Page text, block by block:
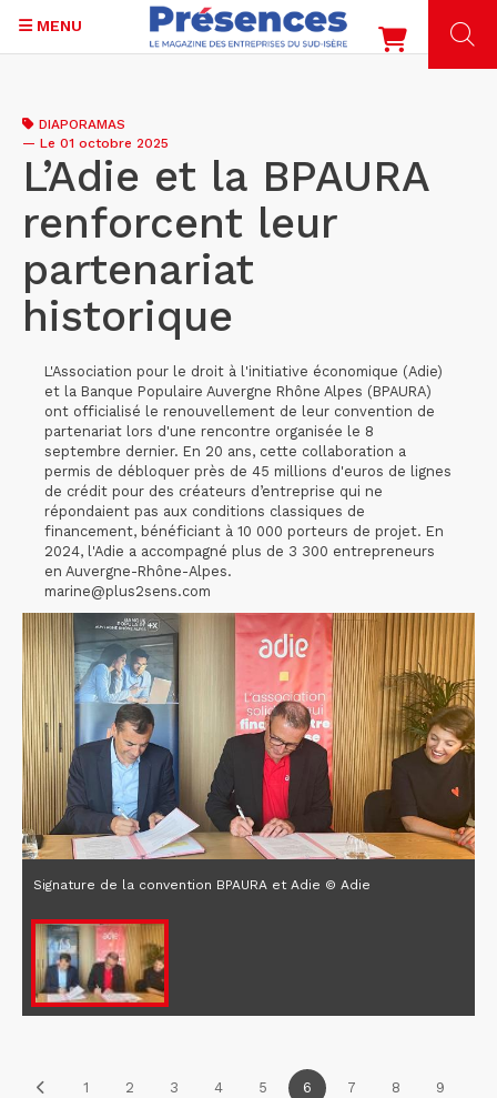
contenu
principal
MENU
DIAPORAMAS
— Le 01 octobre 2025
L’Adie et la BPAURA
renforcent leur
partenariat
historique
L'Association pour le droit à l'initiative économique (Adie)
et la Banque Populaire Auvergne Rhône Alpes (BPAURA)
ont officialisé le renouvellement de leur convention de
partenariat lors d'une rencontre organisée le 8
septembre dernier. En 20 ans, cette collaboration a
permis de débloquer près de 45 millions d'euros de lignes
de crédit pour des créateurs d’entreprise qui ne
répondaient pas aux conditions classiques de
financement, bénéficiant à 10 000 porteurs de projet. En
2024, l'Adie a accompagné plus de 3 300 entrepreneurs
en Auvergne-Rhône-Alpes.
marine@plus2sens.com
Signature de la convention BPAURA et Adie © Adie
1 2 3 4 5 6 7 8 9